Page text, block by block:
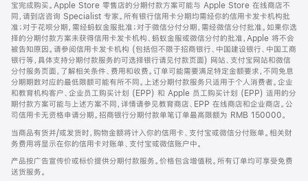
宝完成购买。Apple Store 零售店的分期付款方案可能与 Apple Store 在线商店不
同，请到店咨询 Specialist 专家。所有银行信用卡分期均需经你的信用卡发卡机构批
准；对于花呗分期，需经蚂蚁金服批准；对于微信分付分期，需经微信分付批准。如果你选
择的分期付款方案未获得信用卡发卡机构、蚂蚁金服或微信分付的批准，Apple 将不会
被告知原因。请参阅信用卡发卡机构 (包括但不限于招商银行、中国建设银行、中国工商
银行等，具体支持分期付款服务的可选择银行请见付款页面) 网站、支付宝网站和微信
分付服务页面，了解相关条件、费用和收费。订单可能需要满足特定金额要求，不同免息
分期期数对应的最低限额可能有所不同。上述分期付款服务只适用于个人消费者。企业
和教育机构客户、企业员工购买计划 (EPP) 和 Apple 员工购买计划 (EPP) 适用的分
期付款方案可能与上述方案不同，详情请参见教育商店、EPP 在线商店和企业商店。公
司信用卡无资格申请分期。招商银行分期付款单笔订单最高限额为 RMB 150000。
当商品有货并/或发货时，购物金额将计入你的信用卡、支付宝或微信分付账单。相关财
务费用将显示在你的信用卡对账单、支付宝或微信账户中。
产品按广告宣传价或标价提供分期付款服务。价格包含增值税。所有订单均可享受免费
送货服务。